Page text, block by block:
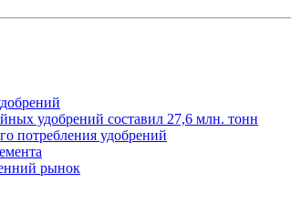
удобрений составил 27,6 млн. тонн
потребления удобрений
рынок